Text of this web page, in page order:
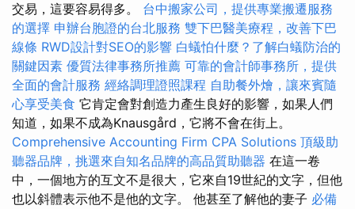
交易，這要容易得多。 台中搬家公司，提供專業搬遷服務
的選擇 申辦台胞證的台北服務 雙下巴醫美療程，改善下巴
線條 RWD設計對SEO的影響 白蟻怕什麼？了解白蟻防治的
關鍵因素 優質法律事務所推薦 可靠的會計師事務所，提供
全面的會計服務 經絡調理證照課程 自助餐外燴，讓來賓隨
心享受美食 它肯定會對創造力產生良好的影響，如果人們
知道，如果不成為Knausgård，它將不會在街上。
Comprehensive Accounting Firm CPA Solutions 頂級助
聽器品牌，挑選來自知名品牌的高品質助聽器 在這一卷
中，一個地方的互文不是很大，它來自19世紀的文字，但他
也以斜體表示他不是他的文字。 他甚至了解他的妻子 必備